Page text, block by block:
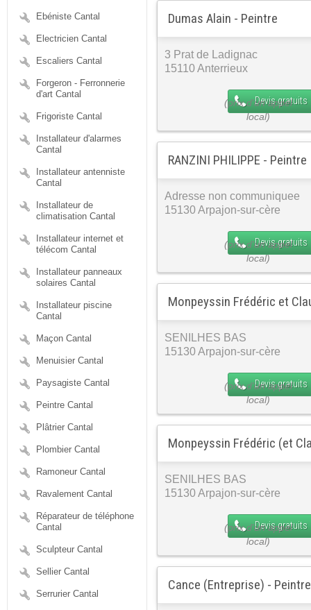
Ebéniste Cantal
Electricien Cantal
Escaliers Cantal
Forgeron - Ferronnerie
d'art Cantal
Frigoriste Cantal
Installateur d'alarmes
Cantal
Installateur antenniste
Cantal
Installateur de
climatisation Cantal
Installateur internet et
télécom Cantal
Installateur panneaux
solaires Cantal
Installateur piscine
Cantal
Maçon Cantal
Menuisier Cantal
Paysagiste Cantal
Peintre Cantal
Plâtrier Cantal
Plombier Cantal
Ramoneur Cantal
Ravalement Cantal
Réparateur de téléphone
Cantal
Sculpteur Cantal
Sellier Cantal
Serrurier Cantal
Dumas Alain - Peintre
3 Prat de Ladignac
15110 Anterrieux
Devis gratuits
RANZINI PHILIPPE - Peintre
Adresse non communiquee
15130 Arpajon-sur-cère
Devis gratuits
Monpeyssin Frédéric et
SENILHES BAS
15130 Arpajon-sur-cère
Devis gratuits
Monpeyssin Frédéric (et
SENILHES BAS
15130 Arpajon-sur-cère
Devis gratuits
Cance (Entreprise) - Peintre